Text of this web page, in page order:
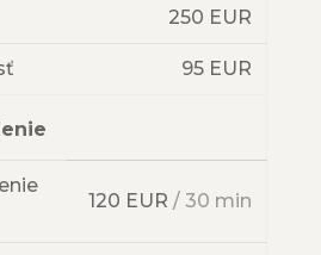
250 EUR
95 EUR
120 EUR / 30 min